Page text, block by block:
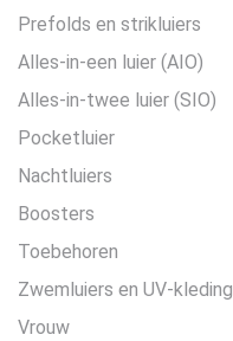
Prefolds en strikluiers
Alles-in-een luier (AIO)
Alles-in-twee luier (SIO)
Pocketluier
Nachtluiers
Boosters
Toebehoren
Zwemluiers en UV-kleding
Vrouw